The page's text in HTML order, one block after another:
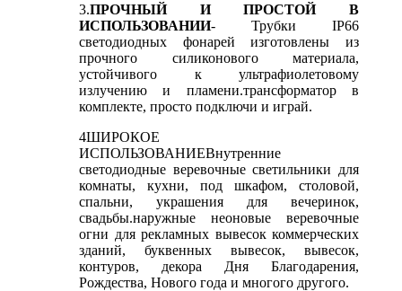
3.ПРОЧНЫЙ И ПРОСТОЙ В
ИСПОЛЬЗОВАНИИ- Трубки IP66
светодиодных фонарей изготовлены из
прочного силиконового материала,
устойчивого к ультрафиолетовому
излучению и пламени.трансформатор в
комплекте, просто подключи и играй.
4ШИРОКОЕ
ИСПОЛЬЗОВАНИЕВнутренние
светодиодные веревочные светильники для
комнаты, кухни, под шкафом, столовой,
спальни, украшения для вечеринок,
свадьбы.наружные неоновые веревочные
огни для рекламных вывесок коммерческих
зданий, буквенных вывесок, вывесок,
контуров, декора Дня Благодарения,
Рождества, Нового года и многого другого.